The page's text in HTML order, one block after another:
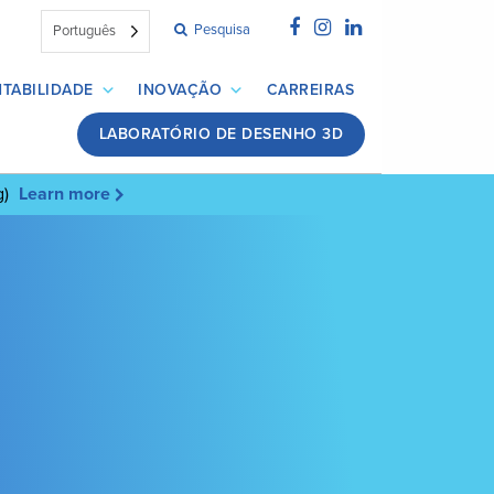
Pesquisa
INOVAÇÃO CARREIRAS
LABORATÓRIO DE DESENHO 3D
Português
Learn more